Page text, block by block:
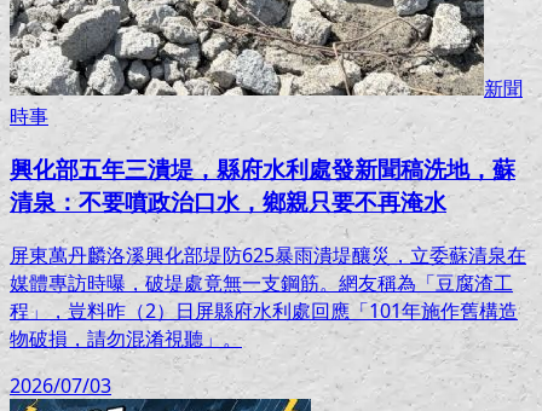
新聞
時事
興化部五年三潰堤，縣府水利處發新聞稿洗地，蘇
清泉：不要噴政治口水，鄉親只要不再淹水
屏東萬丹麟洛溪興化部堤防625暴雨潰堤釀災，立委蘇清泉在
媒體專訪時曝，破堤處竟無一支鋼筋。網友稱為「豆腐渣工
程」，豈料昨（2）日屏縣府水利處回應「101年施作舊構造
物破損，請勿混淆視聽」。
2026/07/03